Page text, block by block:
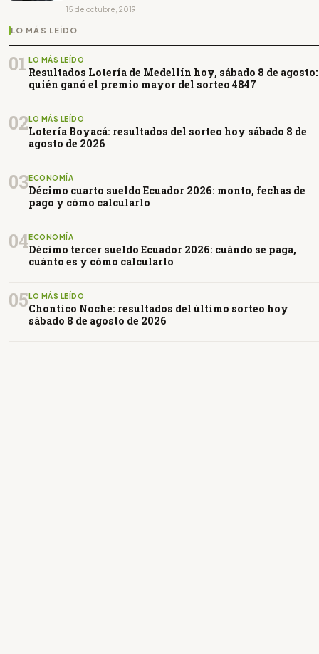
15 de octubre, 2019
LO MÁS LEÍDO
01 LO MÁS LEÍDO
Resultados Lotería de Medellín hoy, sábado 8 de agosto:
quién ganó el premio mayor del sorteo 4847
02 LO MÁS LEÍDO
Lotería Boyacá: resultados del sorteo hoy sábado 8 de
agosto de 2026
03ECONOMÍA
Décimo cuarto sueldo Ecuador 2026: monto, fechas de
pago y cómo calcularlo
04ECONOMÍA
Décimo tercer sueldo Ecuador 2026: cuándo se paga,
cuánto es y cómo calcularlo
05 LO MÁS LEÍDO
Chontico Noche: resultados del último sorteo hoy
sábado 8 de agosto de 2026